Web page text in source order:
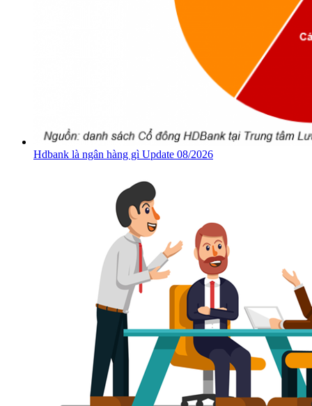
Hdbank là ngân hàng gì Update 08/2026